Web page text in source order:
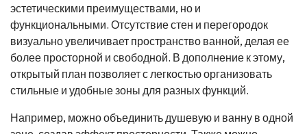
эстетическими преимуществами, но и
функциональными. Отсутствие стен и перегородок
визуально увеличивает пространство ванной, делая ее
более просторной и свободной. В дополнение к этому,
открытый план позволяет с легкостью организовать
стильные и удобные зоны для разных функций.
Например, можно объединить душевую и ванну в одной